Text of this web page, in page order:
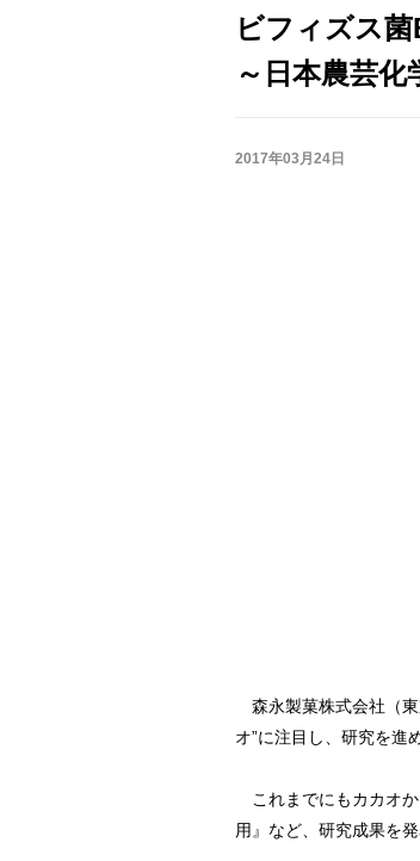
ビフィズス
～日本農芸化
2017年03月24日
森永製菓株式会社（東
オ”に注目し、研究を進
これまでにもカカオか
用』など、研究成果を